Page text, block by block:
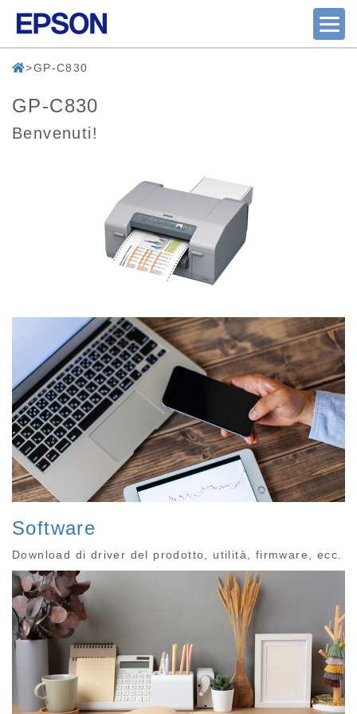
GP-C830
GP-C830
Benvenuti!
Software
Download di driver del prodotto, utilità, firmware, ecc.